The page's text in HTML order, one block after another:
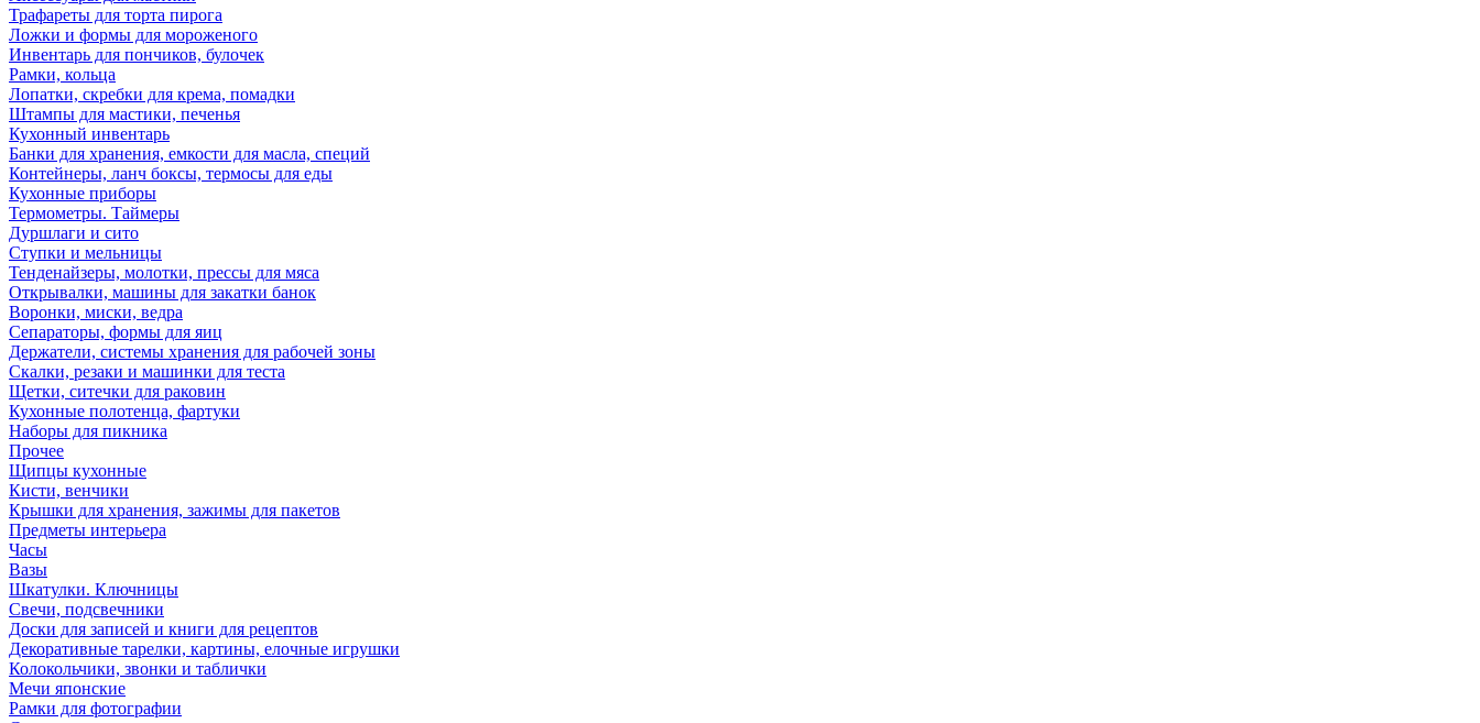
Трафареты для торта пирога
Ложки и формы для мороженого
Инвентарь для пончиков, булочек
Рамки, кольца
Лопатки, скребки для крема, помадки
Штампы для мастики, печенья
Кухонный инвентарь
Банки для хранения, емкости для масла, специй
Контейнеры, ланч боксы, термосы для еды
Кухонные приборы
Термометры. Таймеры
Дуршлаги и сито
Ступки и мельницы
Тенденайзеры, молотки, прессы для мяса
Открывалки, машины для закатки банок
Воронки, миски, ведра
Сепараторы, формы для яиц
Держатели, системы хранения для рабочей зоны
Скалки, резаки и машинки для теста
Щетки, ситечки для раковин
Кухонные полотенца, фартуки
Наборы для пикника
Прочее
Щипцы кухонные
Кисти, венчики
Крышки для хранения, зажимы для пакетов
Предметы интерьера
Часы
Вазы
Шкатулки. Ключницы
Свечи, подсвечники
Доски для записей и книги для рецептов
Декоративные тарелки, картины, елочные игрушки
Колокольчики, звонки и таблички
Мечи японские
Рамки для фотографии